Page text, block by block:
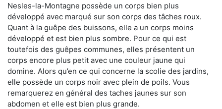
Nesles-la-Montagne possède un corps bien plus
développé avec marqué sur son corps des tâches roux.
Quant à la guêpe des buissons, elle a un corps moins
développé et est bien plus sombre. Pour ce qui est
toutefois des guêpes communes, elles présentent un
corps encore plus petit avec une couleur jaune qui
domine. Alors qu’en ce qui concerne la scolie des jardins,
elle possède un corps noir avec plein de poils. Vous
remarquerez en général des taches jaunes sur son
abdomen et elle est bien plus grande.